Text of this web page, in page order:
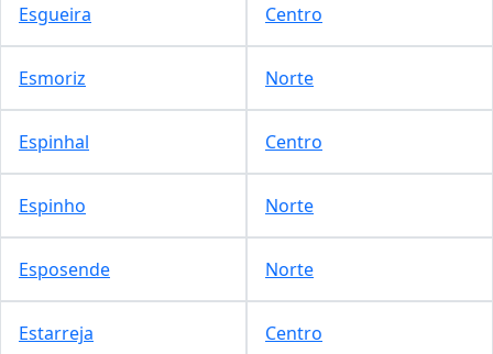
Esgueira Centro
Esmoriz Norte
Espinhal Centro
Espinho Norte
Esposende Norte
Estarreja Centro